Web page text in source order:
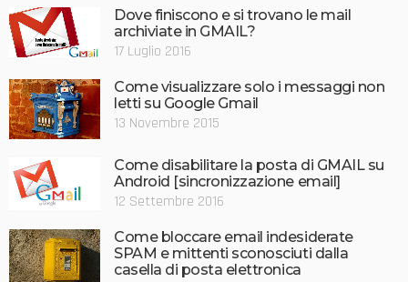
Dove finiscono e si trovano le mail
archiviate in GMAIL?
17 Luglio 2016
Come visualizzare solo i messaggi non
letti su Google Gmail
13 Novembre 2015
Come disabilitare la posta di GMAIL su
Android [sincronizzazione email]
12 Settembre 2016
Come bloccare email indesiderate
SPAM e mittenti sconosciuti dalla
casella di posta elettronica